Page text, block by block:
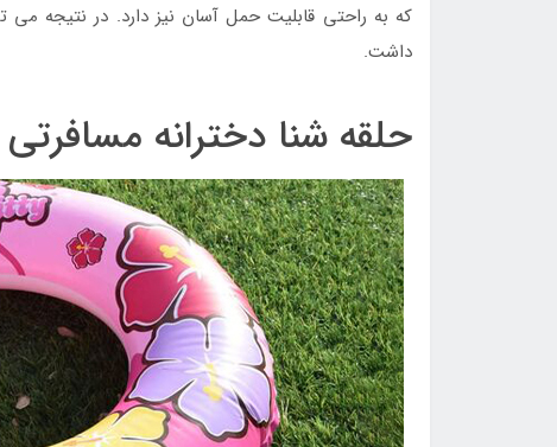
که به راحتی قابلیت حمل آسان نیز دارد. در نتیجه
داشت.
حلقه شنا دخترانه مسافرتی